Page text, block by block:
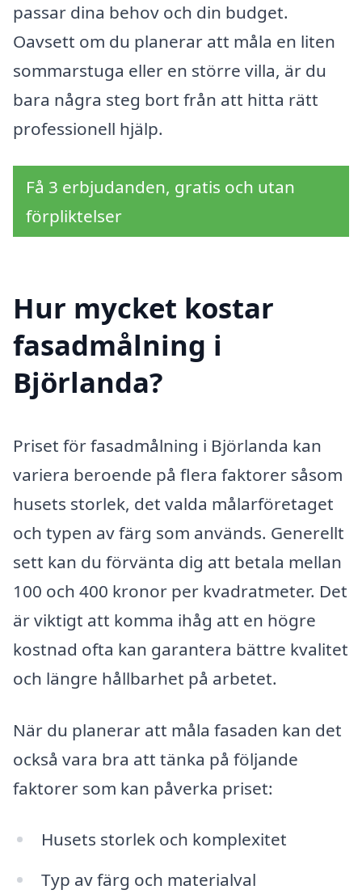
passar dina behov och din budget.
Oavsett om du planerar att måla en liten
sommarstuga eller en större villa, är du
bara några steg bort från att hitta rätt
professionell hjälp.
Få 3 erbjudanden, gratis och utan
förpliktelser
Hur mycket kostar
fasadmålning i
Björlanda?
Priset för fasadmålning i Björlanda kan
variera beroende på flera faktorer såsom
husets storlek, det valda målarföretaget
och typen av färg som används. Generellt
sett kan du förvänta dig att betala mellan
100 och 400 kronor per kvadratmeter. Det
är viktigt att komma ihåg att en högre
kostnad ofta kan garantera bättre kvalitet
och längre hållbarhet på arbetet.
När du planerar att måla fasaden kan det
också vara bra att tänka på följande
faktorer som kan påverka priset:
Husets storlek och komplexitet
Typ av färg och materialval